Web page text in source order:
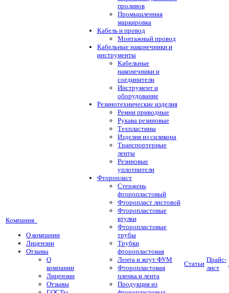
Компания
О компании
Лицензии
Отзывы
О
компании
Лицензии
Отзывы
проливов
Промышленная
маркировка
Кабель и провод
Монтажный провод
Кабельные наконечники и
инструменты
Кабельные
наконечники и
соединители
Инструмент и
оборудование
Резинотехнические изделия
Ремни приводные
Рукава резиновые
Техпластины
Изделия из силикона
Транспортерные
ленты
Резиновые
уплотнители
Фторопласт
Стержень
фторопластовый
Фторопласт листовой
Фторопластовые
втулки
Фторопластовые
трубы
Трубки
фторопластовая
Лента и жгут ФУМ
Фторопластовая
пленка и лента
Продукция из
Статьи
Прайс-
лист